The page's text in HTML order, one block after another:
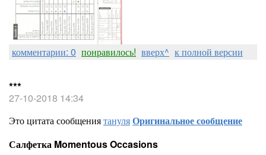
комментарии: 0 понравилось! вверх^ к полной версии
***
27-10-2018 14:34
Это цитата сообщениятануляОригинальное сообщение
Салфетка Momentous Occasions